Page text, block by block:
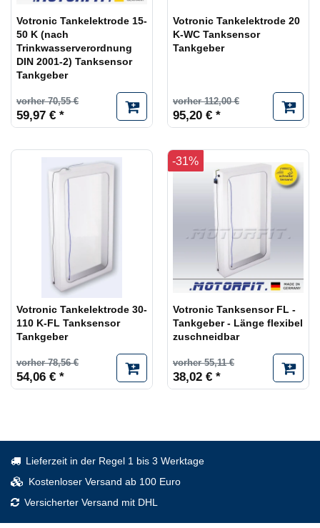
Votronic Tankelektrode 15-
50 K (nach
Trinkwasserverordnung
DIN 2001-2) Tanksensor
Tankgeber
vorher 70,55 €
59,97 € *
Votronic Tankelektrode 20
K-WC Tanksensor
Tankgeber
vorher 112,00 €
95,20 € *
Votronic Tankelektrode 30-
110 K-FL Tanksensor
Tankgeber
vorher 78,56 €
54,06 € *
-31%
Votronic Tanksensor FL -
Tankgeber - Länge flexibel
zuschneidbar
vorher 55,11 €
38,02 € *
Lieferzeit in der Regel 1 bis 3 Werktage
Kostenloser Versand ab 100 Euro
Versicherter Versand mit DHL